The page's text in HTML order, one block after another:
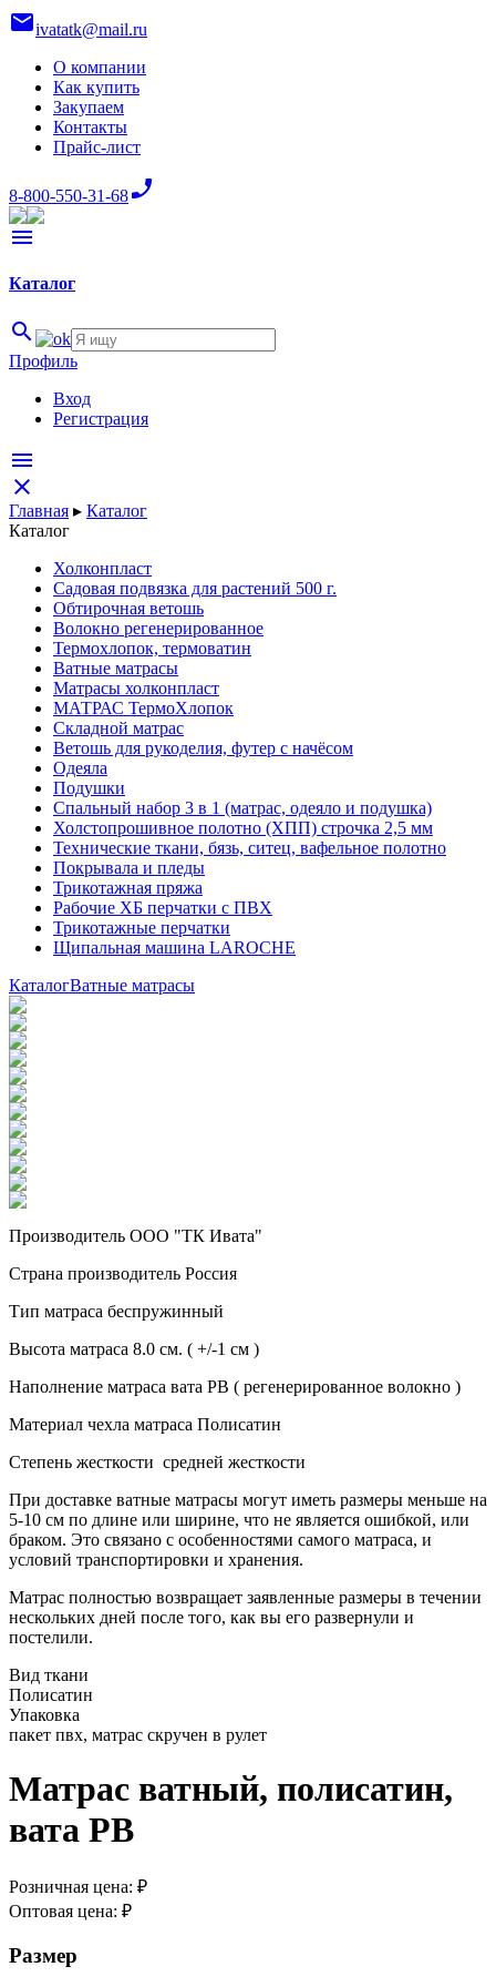
mailivatatk@mail.ru
О компании
Как купить
Закупаем
Контакты
Прайс-лист
8-800-550-31-68phone_enabled
menu
Каталог
search
Профиль
Вход
Регистрация
menu
close
Главная ▸ Каталог
Каталог
Холконпласт
Садовая подвязка для растений 500 г.
Обтирочная ветошь
Волокно регенерированное
Термохлопок, термоватин
Ватные матрасы
Матрасы холконпласт
МАТРАС ТермоХлопок
Складной матрас
Ветошь для рукоделия, футер с начёсом
Одеяла
Подушки
Спальный набор 3 в 1 (матрас, одеяло и подушка)
Холстопрошивное полотно (ХПП) строчка 2,5 мм
Технические ткани, бязь, ситец, вафельное полотно
Покрывала и пледы
Трикотажная пряжа
Рабочие ХБ перчатки с ПВХ
Трикотажные перчатки
Щипальная машина LAROCHE
КаталогВатные матрасы
Производитель ООО "ТК Ивата"
Страна производитель Россия
Тип матраса беспружинный
Высота матраса 8.0 см. ( +/-1 см )
Наполнение матраса вата РВ ( регенерированное волокно )
Материал чехла матраса Полисатин
Степень жесткости средней жесткости
При доставке ватные матрасы могут иметь размеры меньше на
5-10 см по длине или ширине, что не является ошибкой, или
браком. Это связано с особенностями самого матраса, и
условий транспортировки и хранения.
Матрас полностью возвращает заявленные размеры в течении
нескольких дней после того, как вы его развернули и
постелили.
Вид ткани
Полисатин
Упаковка
пакет пвх, матрас скручен в рулет
Матрас ватный, полисатин,
вата РВ
Розничная цена: ₽
Оптовая цена: ₽
Размер